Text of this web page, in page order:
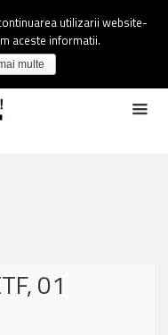
01
utilizarii website-
aceste informatii.
multe